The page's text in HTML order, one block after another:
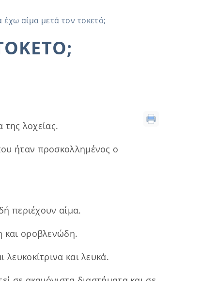
έχω αίμα μετά τον τοκετό;
της λοχείας.
ήταν προσκολλημένος ο
περιέχουν αίμα.
και οροβλενώδη.
και λευκά.